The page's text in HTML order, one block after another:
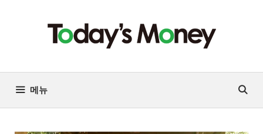
기
메뉴